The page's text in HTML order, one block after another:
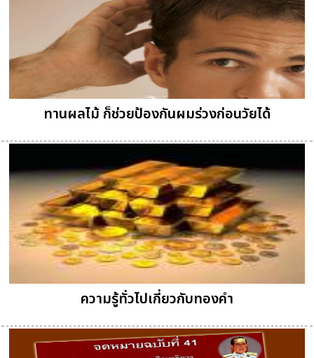
ทานผลไม้ ก็ช่วยป้องกันผมร่วงก่อนวัยได้
ความรู้ทั่วไปเกี่ยวกับทองคำ